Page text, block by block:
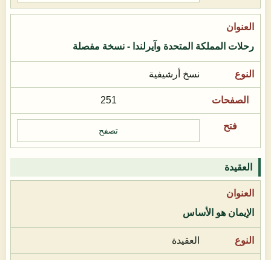
رحلات المملكة المتحدة وآيرلندا - نسخة مفصلة
نسخ أرشيفية
251
تصفح
العقيدة
الإيمان هو الأساس
العقيدة